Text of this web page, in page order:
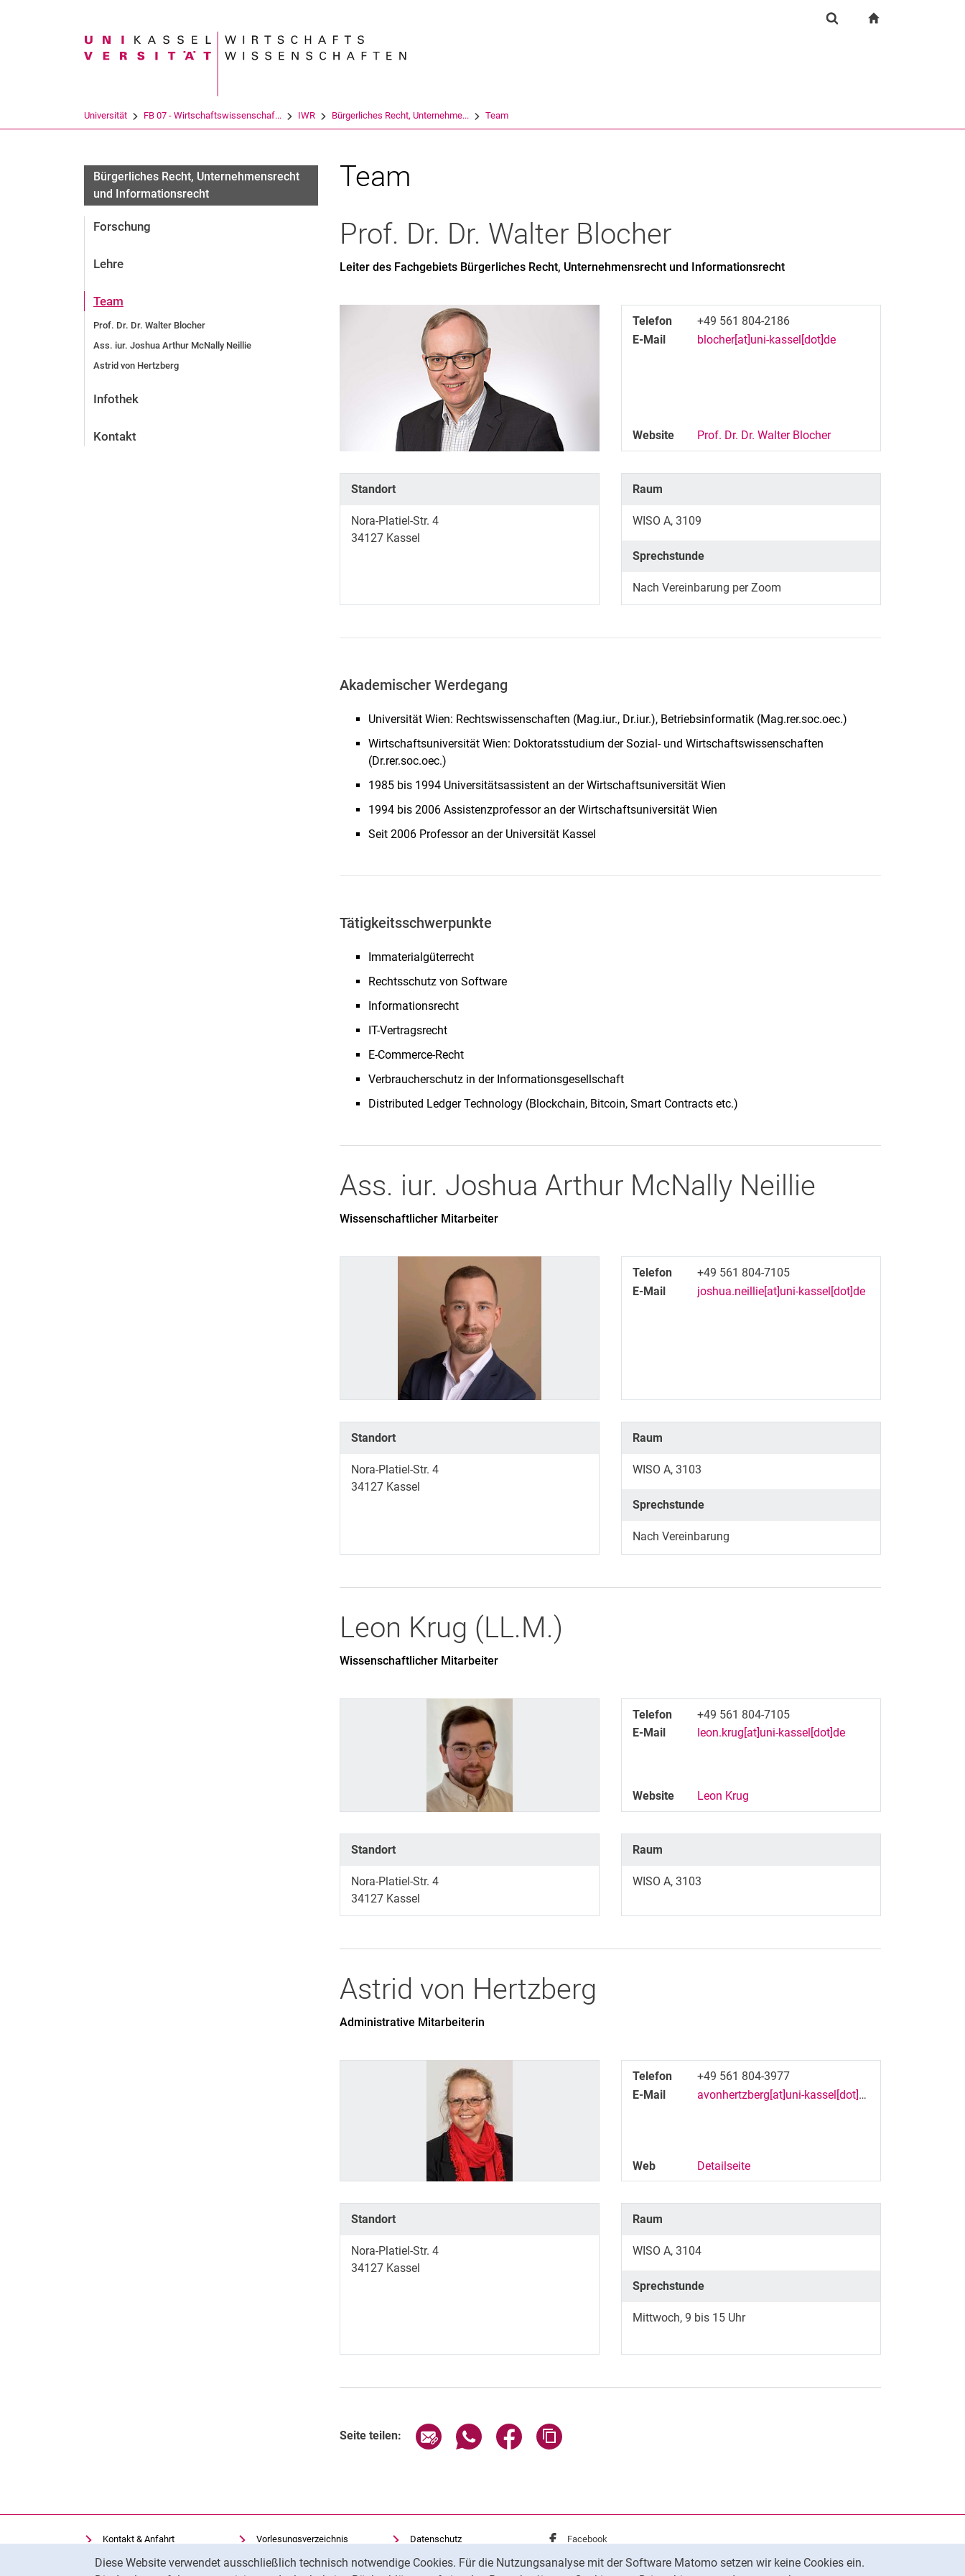
Diese Website verwendet ausschließlich technisch notwendige Cookies. Für die Nutzungsanalyse mit der Software Matomo setzen wir keine Cookies ein.
Suchbegriff
Universität FB 07 - Wirtschaftswissenschaf... IWR Bürgerliches Recht, Unternehme... Team
Bürgerliches Recht, Unternehmensrecht
und Informationsrecht
Forschung
Lehre
Team
Prof. Dr. Dr. Walter Blocher
Ass. iur. Joshua Arthur McNally Neillie
Astrid von Hertzberg
Infothek
Kontakt
Team
Prof. Dr. Dr. Walter Blocher
Leiter des Fachgebiets Bürgerliches Recht, Unternehmensrecht und Informationsrecht
Telefon
+49 561 804-2186
E-Mail
blocher[at]uni-kassel[dot]de
Website Prof. Dr. Dr. Walter Blocher
Standort
Nora-Platiel-Str. 4
34127 Kassel
Raum
WISO A, 3109
Sprechstunde
Nach Vereinbarung per Zoom
Akademischer Werdegang
Universität Wien: Rechtswissenschaften (Mag.iur., Dr.iur.), Betriebsinformatik (Mag.rer.soc.oec.)
Wirtschaftsuniversität Wien: Doktoratsstudium der Sozial- und Wirtschaftswissenschaften
(Dr.rer.soc.oec.)
1985 bis 1994 Universitätsassistent an der Wirtschaftsuniversität Wien
1994 bis 2006 Assistenzprofessor an der Wirtschaftsuniversität Wien
Seit 2006 Professor an der Universität Kassel
Tätigkeitsschwerpunkte
Immaterialgüterrecht
Rechtsschutz von Software
Informationsrecht
IT-Vertragsrecht
E-Commerce-Recht
Verbraucherschutz in der Informationsgesellschaft
Distributed Ledger Technology (Blockchain, Bitcoin, Smart Contracts etc.)
Ass. iur. Joshua Arthur McNally Neillie
Wissenschaftlicher Mitarbeiter
Telefon
+49 561 804-7105
E-Mail
joshua.neillie[at]uni-kassel[dot]de
Standort
Nora-Platiel-Str. 4
34127 Kassel
Raum
WISO A, 3103
Sprechstunde
Nach Vereinbarung
Leon Krug (LL.M.)
Wissenschaftlicher Mitarbeiter
Telefon
+49 561 804-7105
E-Mail
leon.krug[at]uni-kassel[dot]de
Website Leon Krug
Standort
Nora-Platiel-Str. 4
34127 Kassel
Raum
WISO A, 3103
Astrid von Hertzberg
Administrative Mitarbeiterin
Telefon
+49 561 804-3977
E-Mail
avonhertzberg[at]uni-kassel[dot]de
Web Detailseite
Standort
Nora-Platiel-Str. 4
34127 Kassel
Raum
WISO A, 3104
Sprechstunde
Mittwoch, 9 bis 15 Uhr
Seite teilen: Seite über E-Mail teilen
Seite über WhatsApp teilen (externer Link, öffnet neues Fenster)
Seite über Facebook teilen (externer Link, öffnet neues Fenster)
Kontakt & Anfahrt
Einrichtungen suchen
Vorlesungsverzeichnis
Uni-Bibliothek
Datenschutz
Barrierefreiheit
Externer Link: Universität Kassel auf
Facebook
Externer Link: Universität Kassel auf
Instagram(öffnet neues Fenster)